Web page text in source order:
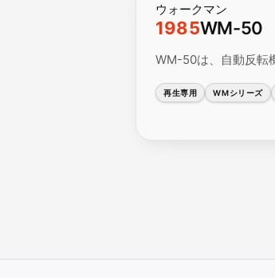
ウォークマン
1985WM-50
WM-50は、自動反転
再生専用 WMシリーズ